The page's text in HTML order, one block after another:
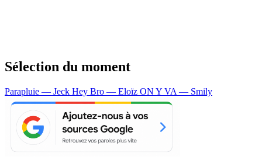
Sélection du moment
Parapluie — Jeck Hey Bro — Eloïz ON Y VA — Smily